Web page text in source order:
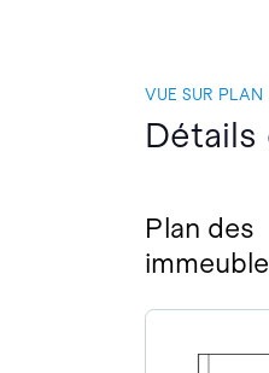
VUE SUR PLAN
Détails
Plan des